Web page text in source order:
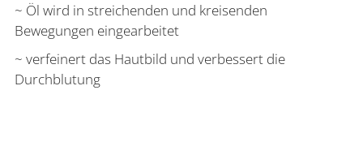
~ Öl wird in streichenden und kreisenden
Bewegungen eingearbeitet
~ verfeinert das Hautbild und verbessert die
Durchblutung